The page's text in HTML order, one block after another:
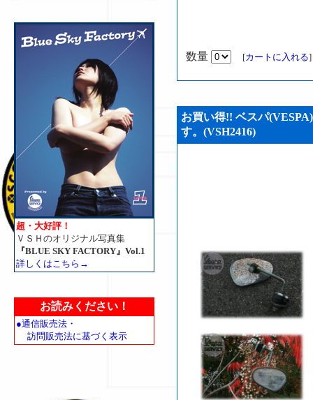
超・大好評！
ＶＳＨのオリジナル写真集
『BLUE SKY FACTORY』Vol.1
詳しくはこちら→
お読みください！
●通信販売法・
訪問販売法に基づく表示
数量 [カートに入れる
お買い得!! ベスパ
す。(VSH2416)